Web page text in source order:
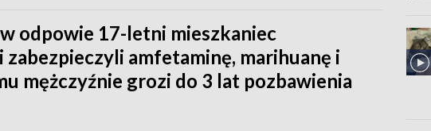
odpowie 17-letni mieszkaniec
amfetaminę, marihuanę i
mężczyźnie grozi do 3 lat pozbawienia